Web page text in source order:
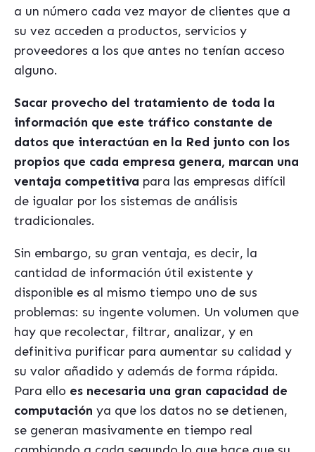
a un número cada vez mayor de clientes que a
su vez acceden a productos, servicios y
proveedores a los que antes no tenían acceso
alguno.
Sacar provecho del tratamiento de toda la
información que este tráfico constante de
datos que interactúan en la Red junto con los
propios que cada empresa genera, marcan una
ventaja competitiva para las empresas difícil
de igualar por los sistemas de análisis
tradicionales.
Sin embargo, su gran ventaja, es decir, la
cantidad de información útil existente y
disponible es al mismo tiempo uno de sus
problemas: su ingente volumen. Un volumen que
hay que recolectar, filtrar, analizar, y en
definitiva purificar para aumentar su calidad y
su valor añadido y además de forma rápida.
Para ello es necesaria una gran capacidad de
computación ya que los datos no se detienen,
se generan masivamente en tiempo real